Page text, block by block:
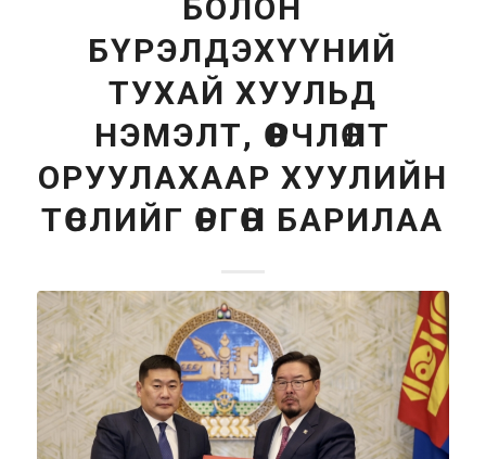
БОЛОН
БҮРЭЛДЭХҮҮНИЙ
ТУХАЙ ХУУЛЬД
НЭМЭЛТ, ӨӨРЧЛӨЛТ
ОРУУЛАХААР ХУУЛИЙН
ТӨСЛИЙГ ӨРГӨН БАРИЛАА